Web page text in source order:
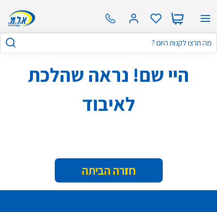
היי שם! נראה שהלכת
לאיבוד
חזרה הביתה